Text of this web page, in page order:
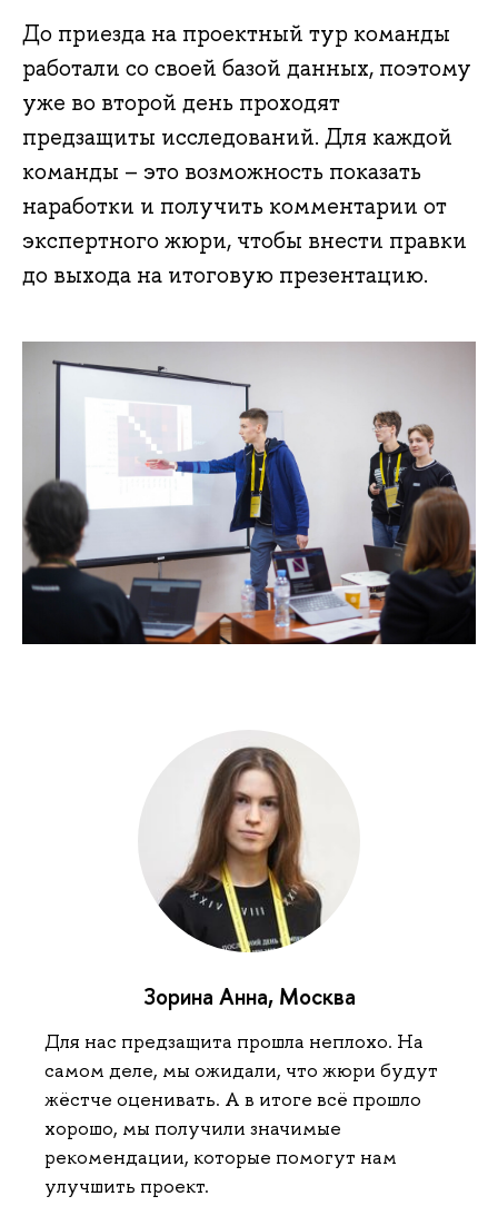
До приезда на проектный тур команды
работали со своей базой данных, поэтому
уже во второй день проходят
предзащиты исследований. Для каждой
команды – это возможность показать
наработки и получить комментарии от
экспертного жюри, чтобы внести правки
до выхода на итоговую презентацию.
Зорина Анна, Москва
Для нас предзащита прошла неплохо. На
самом деле, мы ожидали, что жюри будут
жёстче оценивать. А в итоге всё прошло
хорошо, мы получили значимые
рекомендации, которые помогут нам
улучшить проект.